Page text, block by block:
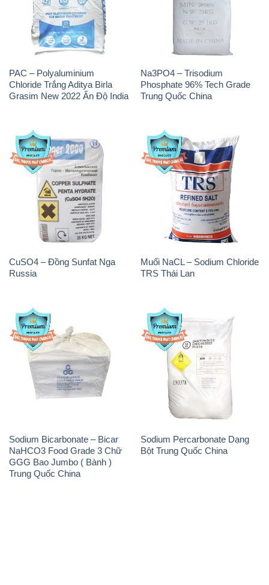
PAC – Polyaluminium
Chloride Trắng Aditya Birla
Grasim New 2022 Ấn Độ India
Na3PO4 – Trisodium
Phosphate 96% Tech Grade
Trung Quốc China
CuSO4 – Đồng Sunfat Nga
Russia
Muối NaCL – Sodium Chloride
TRS Thái Lan
Sodium Bicarbonate – Bicar
NaHCO3 Food Grade 3 Chữ
GGG Bao Jumbo ( Bành )
Trung Quốc China
Sodium Percarbonate Dạng
Bột Trung Quốc China